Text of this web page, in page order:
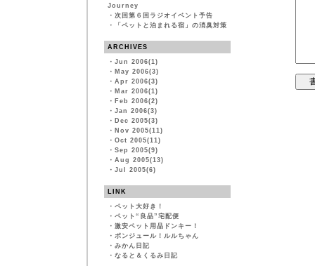
Journey
・ 次回第６回ラジオイベント予告
・
「ペットと泊まれる宿」の消臭対策
ARCHIVES
・ Jun 2006(1)
・ May 2006(3)
・ Apr 2006(3)
・ Mar 2006(1)
・ Feb 2006(2)
・ Jan 2006(3)
・ Dec 2005(3)
・ Nov 2005(11)
・ Oct 2005(11)
・ Sep 2005(9)
・ Aug 2005(13)
・ Jul 2005(6)
LINK
・ ペット大好き！
・ ペット“良品”宅配便
・ 激安ペット用品ドンキー！
・ ボンジュール！ルルちゃん
・ みかん日記
・ なると＆くるみ日記